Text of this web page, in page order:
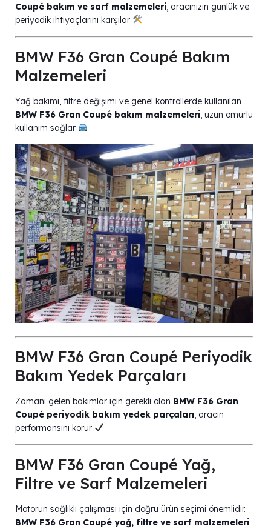
Coupé bakım ve sarf malzemeleri, aracınızın günlük ve
periyodik ihtiyaçlarını karşılar
BMW F36 Gran Coupé Bakım
Malzemeleri
Yağ bakımı, filtre değişimi ve genel kontrollerde kullanılan
BMW F36 Gran Coupé bakım malzemeleri, uzun ömürlü
kullanım sağlar
BMW F36 Gran Coupé Periyodik
Bakım Yedek Parçaları
Zamanı gelen bakımlar için gerekli olan BMW F36 Gran
Coupé periyodik bakım yedek parçaları , aracın
performansını korur
BMW F36 Gran Coupé Yağ,
Filtre ve Sarf Malzemeleri
Motorun sağlıklı çalışması için doğru ürün seçimi önemlidir.
BMW F36 Gran Coupé yağ, filtre ve sarf malzemeleri